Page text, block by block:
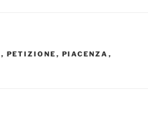
, PETIZIONE , PIACENZA ,